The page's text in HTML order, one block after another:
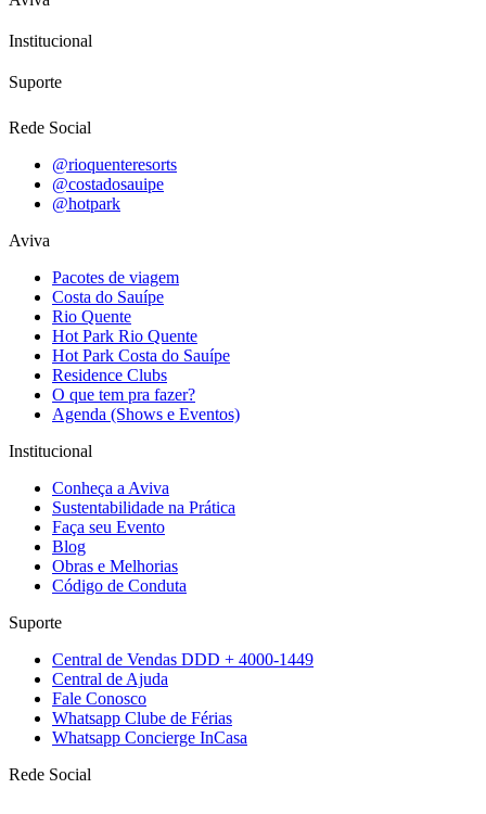
Institucional
Suporte
Rede Social
@rioquenteresorts
@costadosauipe
@hotpark
Aviva
Pacotes de viagem
Costa do Sauípe
Rio Quente
Hot Park Rio Quente
Hot Park Costa do Sauípe
Residence Clubs
O que tem pra fazer?
Agenda (Shows e Eventos)
Institucional
Conheça a Aviva
Sustentabilidade na Prática
Faça seu Evento
Blog
Obras e Melhorias
Código de Conduta
Suporte
Central de Vendas DDD + 4000-1449
Central de Ajuda
Fale Conosco
Whatsapp Clube de Férias
Whatsapp Concierge InCasa
Rede Social